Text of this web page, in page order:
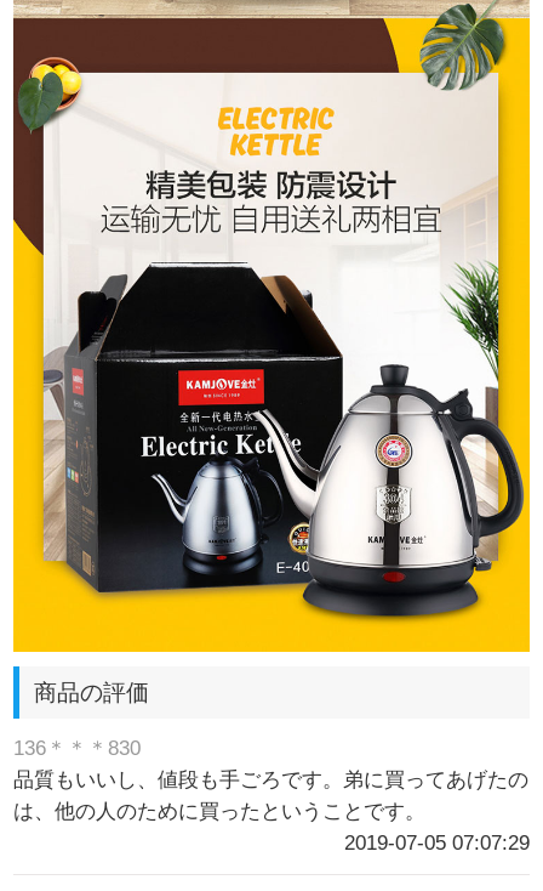
商品の評価
136＊＊＊830
品質もいいし、値段も手ごろです。弟に買ってあげたの
は、他の人のために買ったということです。
2019-07-05 07:07:29